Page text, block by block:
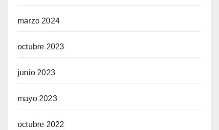
marzo 2024
octubre 2023
junio 2023
mayo 2023
octubre 2022